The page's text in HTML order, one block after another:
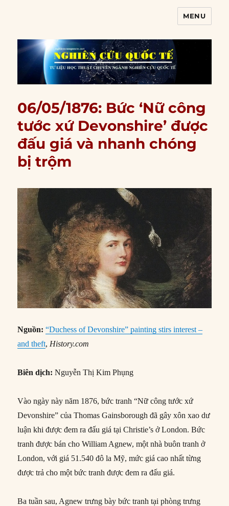
MENU
06/05/1876: Bức ‘Nữ công
tước xứ Devonshire’ được
đấu giá và nhanh chóng
bị trộm
Nguồn:“Duchess of Devonshire” painting stirs interest –
and theft, History.com
Biên dịch:Nguyễn Thị Kim Phụng
Vào ngày này năm 1876, bức tranh “Nữ công tước xứ
Devonshire” của Thomas Gainsborough đã gây xôn xao dư
luận khi được đem ra đấu giá tại Christie’s ở London. Bức
tranh được bán cho William Agnew, một nhà buôn tranh ở
London, với giá 51.540 đô la Mỹ, mức giá cao nhất từng
được trả cho một bức tranh được đem ra đấu giá.
Ba tuần sau, Agnew trưng bày bức tranh tại phòng trưng